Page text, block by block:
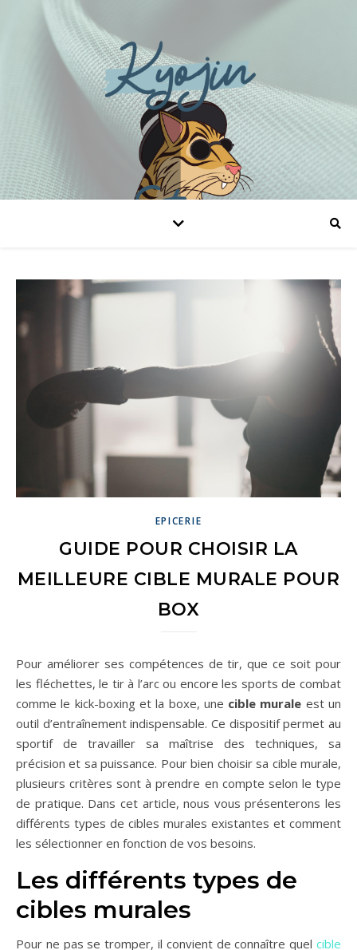
EPICERIE
GUIDE POUR CHOISIR LA
MEILLEURE CIBLE MURALE POUR
BOX
Pour améliorer ses compétences de tir, que ce soit pour
les fléchettes, le tir à l’arc ou encore les sports de combat
comme le kick-boxing et la boxe, une cible murale est un
outil d’entraînement indispensable. Ce dispositif permet au
sportif de travailler sa maîtrise des techniques, sa
précision et sa puissance. Pour bien choisir sa cible murale,
plusieurs critères sont à prendre en compte selon le type
de pratique. Dans cet article, nous vous présenterons les
différents types de cibles murales existantes et comment
les sélectionner en fonction de vos besoins.
Les différents types de
cibles murales
Pour ne pas se tromper, il convient de connaître quel cible